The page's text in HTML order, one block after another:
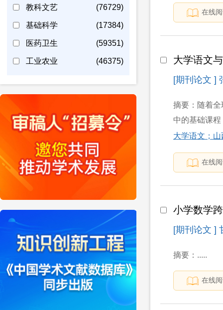
教科文艺 (76729)
基础科学 (17384)
医药卫生 (59351)
工业农业 (46375)
在线
大学语文
[期刊论文 ]
摘要：随着
中的基础课
大学语文；
在线
小学数学
[期刊论文 ]
摘要：.....
在线